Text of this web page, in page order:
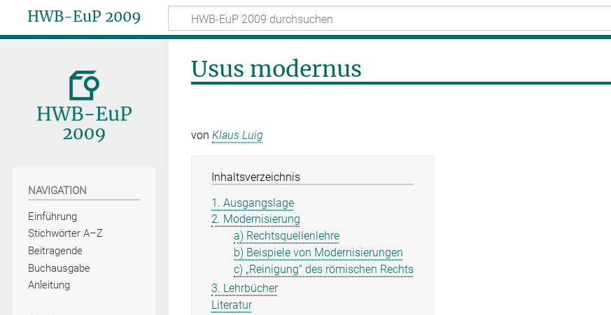
HWB-EuP 2009
Usus modernus
von Klaus Luig
Inhaltsverzeichnis
1. Ausgangslage
2. Modernisierung
a) Rechtsquellenlehre
b) Beispiele von Modernisierungen
c) „Reinigung“ des römischen Rechts
3. Lehrbücher
Literatur
NAVIGATION
Einführung
Stichwörter A–Z
Beitragende
Buchausgabe
Anleitung